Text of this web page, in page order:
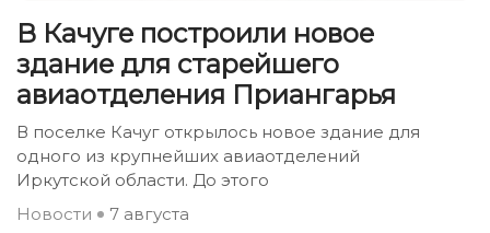
В Качуге построили новое
здание для старейшего
авиаотделения Приангарья
В поселке Качуг открылось новое здание для
одного из крупнейших авиаотделений
Иркутской области. До этого
Новости
7 августа